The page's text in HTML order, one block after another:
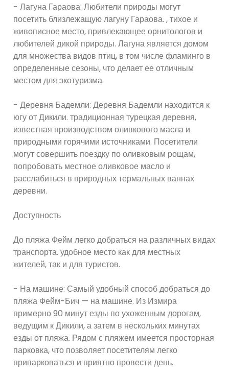
- Лагуна Гараова: Любители природы могут
посетить близлежащую лагуну Гараова. , тихое и
живописное место, привлекающее орнитологов и
любителей дикой природы. Лагуна является домом
для множества видов птиц, в том числе фламинго в
определенные сезоны, что делает ее отличным
местом для экотуризма.
- Деревня Бадемли: Деревня Бадемли находится к
югу от Дикили. традиционная турецкая деревня,
известная производством оливкового масла и
природными горячими источниками. Посетители
могут совершить поездку по оливковым рощам,
попробовать местное оливковое масло и
расслабиться в природных термальных ваннах
деревни.
Доступность
До пляжа Фейм легко добраться на различных видах
транспорта. удобное место как для местных
жителей, так и для туристов.
- На машине: Самый удобный способ добраться до
пляжа Фейм-Бич — на машине. Из Измира
примерно 90 минут езды по ухоженным дорогам,
ведущим к Дикили, а затем в нескольких минутах
езды от пляжа. Рядом с пляжем имеется просторная
парковка, что позволяет посетителям легко
припарковаться и приятно провести день.